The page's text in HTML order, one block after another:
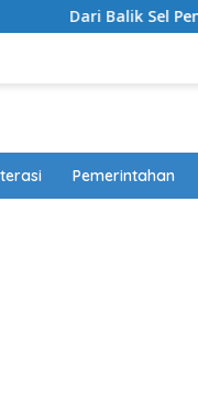
Sel Penjara
Pemerintahan